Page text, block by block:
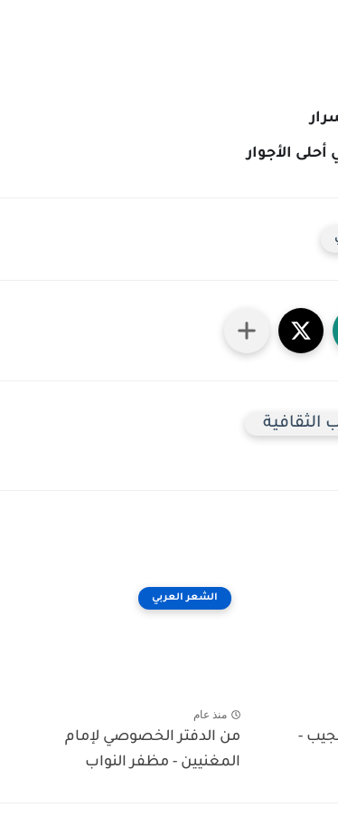
الأجوار
الثقافية
-
الشعر العربي
منذ عام
من الدفتر الخصوصي لإمام
المغنيين - مظفر النواب